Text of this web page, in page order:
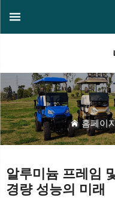
홈페이
알루미늄 프레임
경량 성능의 미래